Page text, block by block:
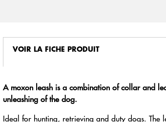
VOIR LA FICHE PRODUIT
A moxon leash is a combination of collar and
unleashing of the dog.
Ideal for hunting, retrieving and duty dogs. The